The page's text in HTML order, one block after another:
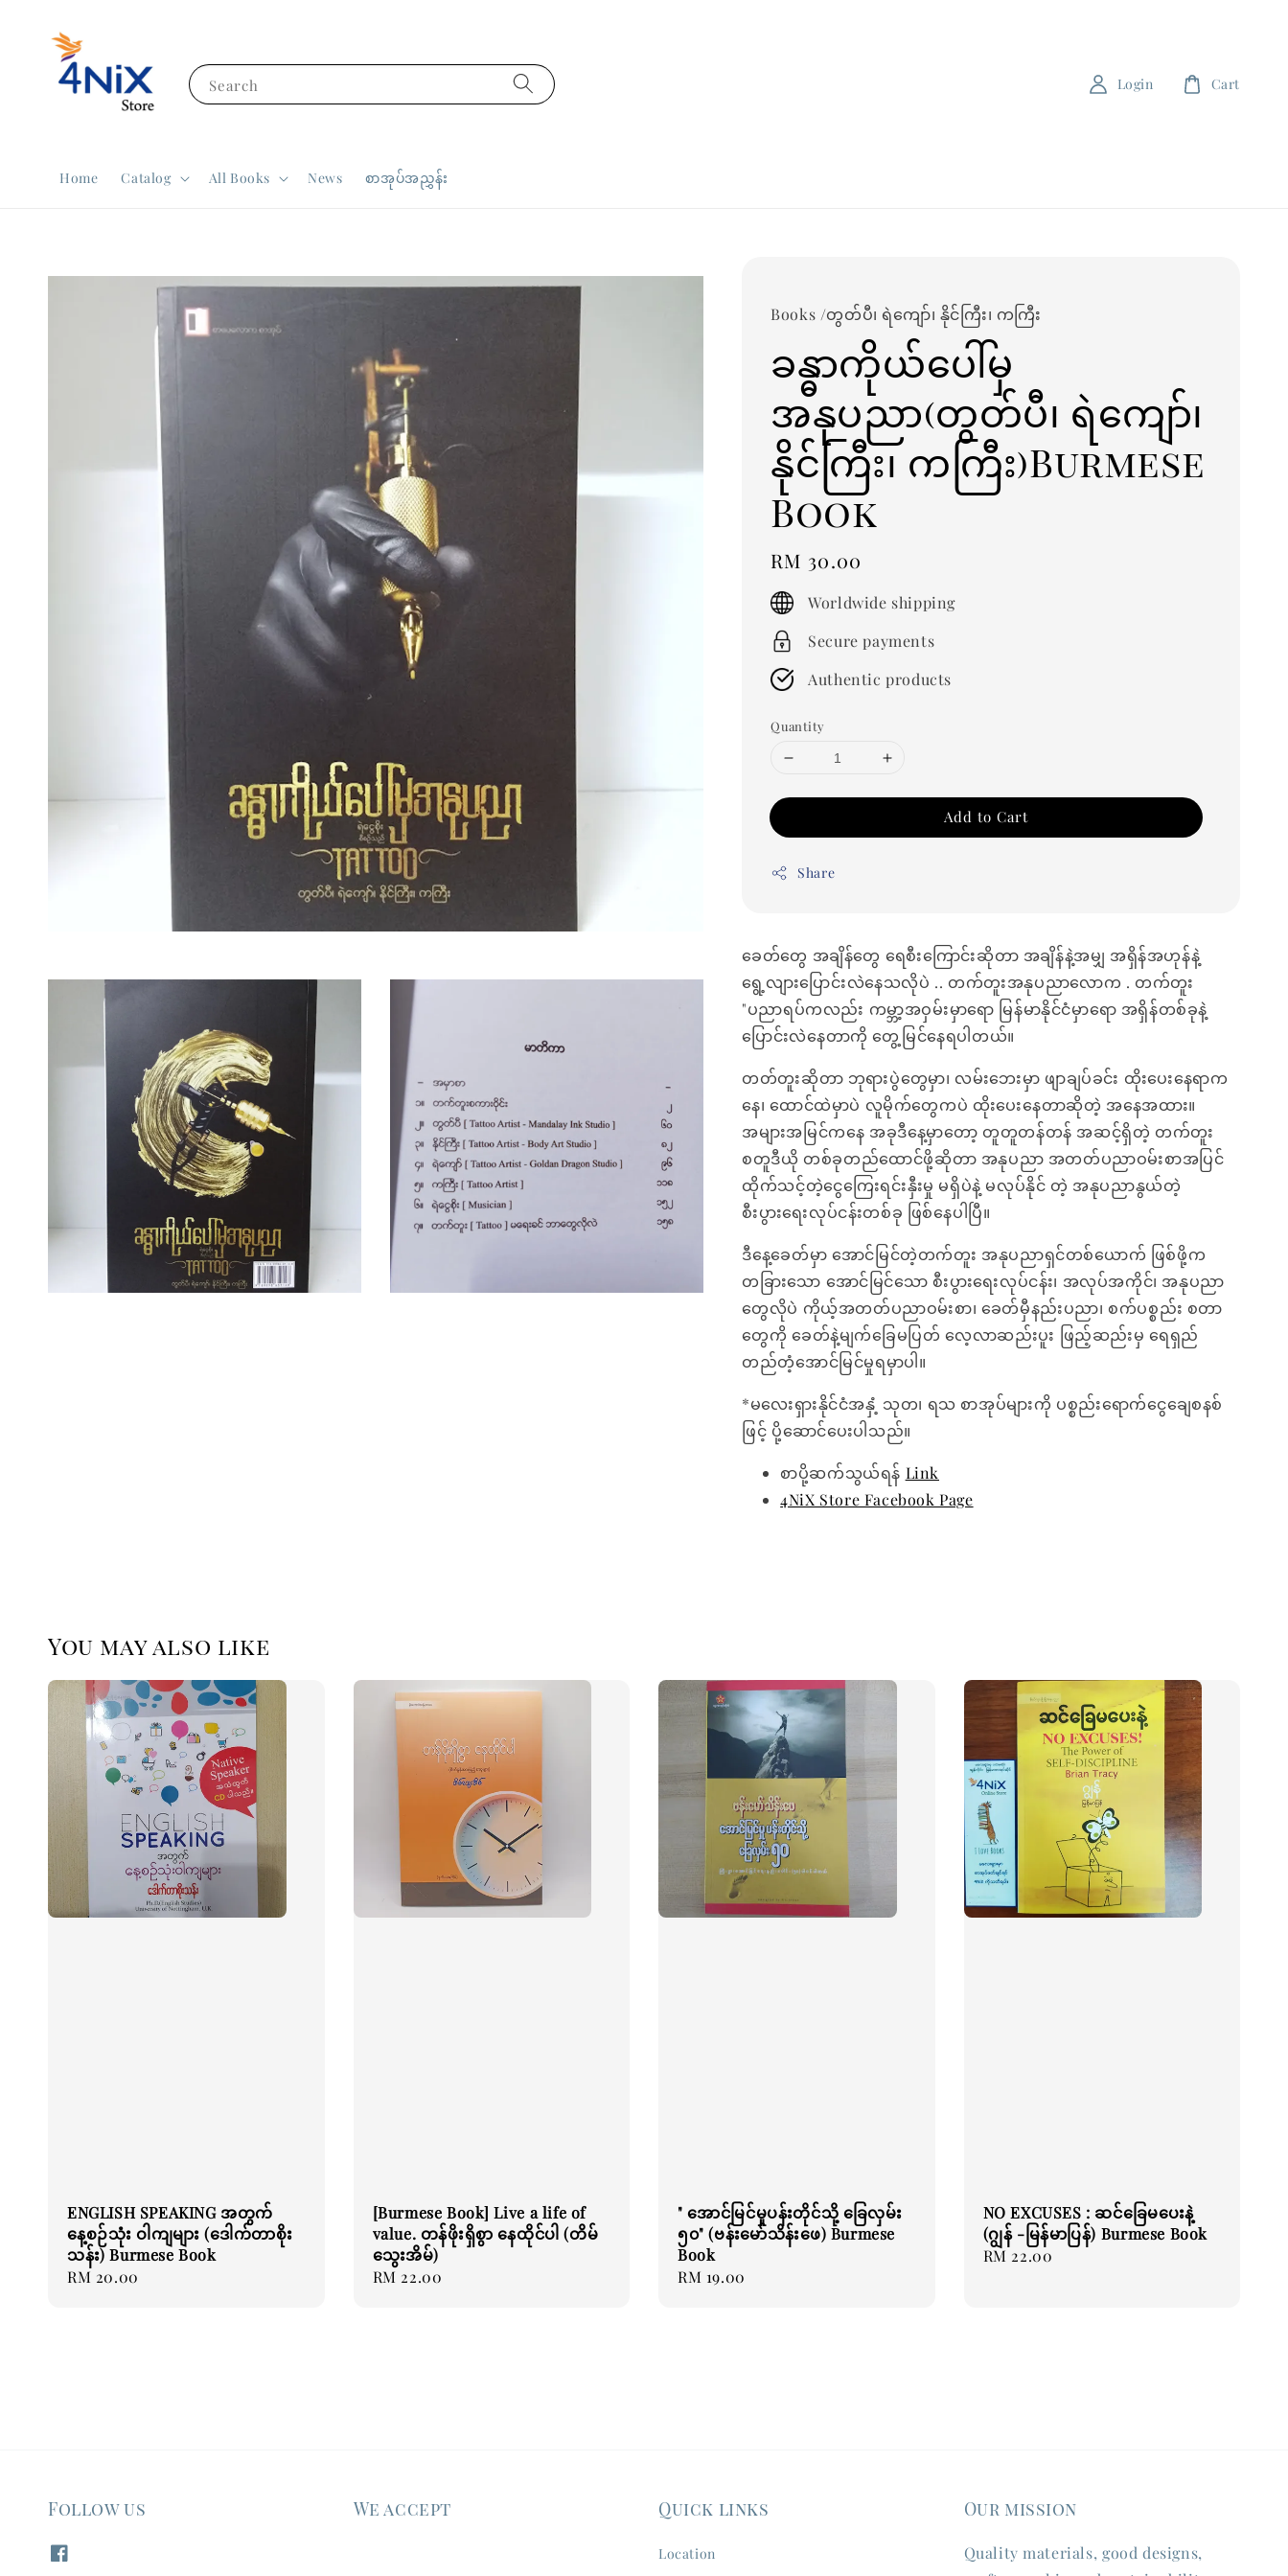
Search
Home Catalog All Books News စာအုပ်အညွှန်း
Login Cart
Books /တွတ်ပီ၊ ရဲကျော်၊ နိုင်ကြီး၊ ကကြီး
ခန္ဓာကိုယ်ပေါ်မှ
အနုပညာ(တွတ်ပီ၊ ရဲကျော်၊
နိုင်ကြီး၊ ကကြီး)Burmese
Book
Regular
price
RM 30.00
Worldwide shipping
Secure payments
Authentic products
Quantity
Add to Cart
Share
ခေတ်တွေ အချိန်တွေ ရေစီးကြောင်းဆိုတာ အချိန်နဲ့အမျှ အရှိန်အဟုန်နဲ့
ရွေ့လျားပြောင်းလဲနေသလိုပဲ .. တက်တူးအနုပညာလောက . တက်တူး
"ပညာရပ်ကလည်း ကမ္ဘာ့အဝှမ်းမှာရော မြန်မာနိုင်ငံမှာရော အရှိန်တစ်ခုနဲ့
ပြောင်းလဲနေတာကို တွေ့မြင်နေရပါတယ်။
တတ်တူးဆိုတာ ဘုရားပွဲတွေမှာ၊ လမ်းဘေးမှာ ဖျာချပ်ခင်း ထိုးပေးနေရာက
နေ၊ ထောင်ထဲမှာပဲ လူမိုက်တွေကပဲ ထိုးပေးနေတာဆိုတဲ့ အနေအထား။
အများအမြင်ကနေ အခုဒီနေ့မှာတော့ တူတူတန်တန် အဆင့်ရှိတဲ့ တက်တူး
စတူဒီယို တစ်ခုတည်ထောင်ဖို့ဆိုတာ အနုပညာ အတတ်ပညာဝမ်းစာအပြင်
ထိုက်သင့်တဲ့ငွေကြေးရင်းနှီးမှု မရှိပဲနဲ့ မလုပ်နိုင် တဲ့ အနုပညာနွယ်တဲ့
စီးပွားရေးလုပ်ငန်းတစ်ခု ဖြစ်နေပါပြီ။
ဒီနေ့ခေတ်မှာ အောင်မြင်တဲ့တက်တူး အနုပညာရှင်တစ်ယောက် ဖြစ်ဖို့က
တခြားသော အောင်မြင်သော စီးပွားရေးလုပ်ငန်း၊ အလုပ်အကိုင်၊ အနုပညာ
တွေလိုပဲ ကိုယ့်အတတ်ပညာဝမ်းစာ၊ ခေတ်မှီနည်းပညာ၊ စက်ပစ္စည်း စတာ
တွေကို ခေတ်နဲ့မျက်ခြေမပြတ် လေ့လာဆည်းပူး ဖြည့်ဆည်းမှ ရေရှည်
တည်တံ့အောင်မြင်မှုရမှာပါ။
*မလေးရှားနိုင်ငံအနှံ့ သုတ၊ ရသ စာအုပ်များကို ပစ္စည်းရောက်ငွေချေစနစ်
ဖြင့် ပို့ဆောင်ပေးပါသည်။
စာပို့ဆက်သွယ်ရန် Link
4NiX Store Facebook Page
You may also like
ENGLISH SPEAKING အတွက်
နေ့စဉ်သုံး ဝါကျများ (ဒေါက်တာစိုး
သန်း) Burmese Book
Regular
RM 20.00
[Burmese Book] Live a life of
value. တန်ဖိုးရှိစွာ နေထိုင်ပါ (တိမ်
သွေးအိမ်)
Regular
RM 22.00
" အောင်မြင်မှုပန်းတိုင်သို့ ခြေလှမ်း
၅၀" (ဗန်းမော်သိန်းဖေ) Burmese
Book
Regular
RM 19.00
NO EXCUSES : ဆင်ခြေမပေးနဲ့
(ဂျွန် -မြန်မာပြန်) Burmese Book
Regular
RM 22.00
Follow us We accept Quick links
Location
Our mission
Quality materials, good designs,